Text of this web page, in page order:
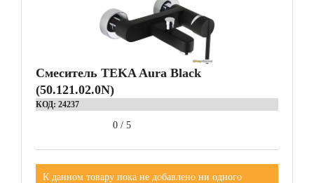
Смеситель TEKA Aura Black
(50.121.02.0N)
КОД: 24237
0 / 5
К данном товару пока не добавлено ни одного